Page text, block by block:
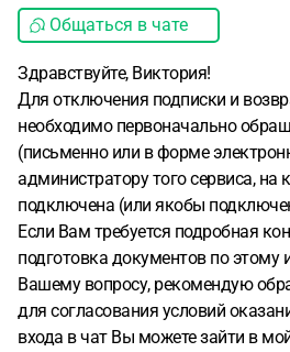
Общаться в чате
Здравствуйте, Виктория!
Для отключения подписки и
необходимо первоначально
(письменно или в форме
администратору того сервиса,
подключена (или якобы
Если Вам требуется подробная
подготовка документов по этому
Вашему вопросу, рекомендую
для согласования условий
входа в чат Вы можете зайти в